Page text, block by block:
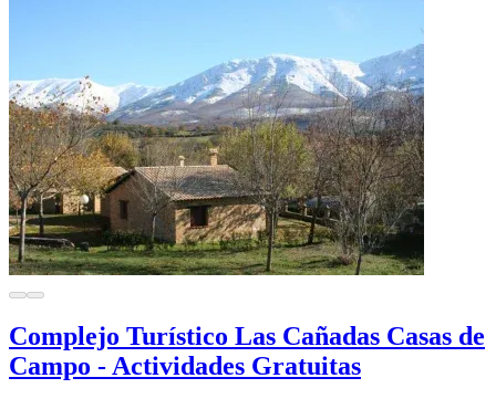
Complejo Turístico Las Cañadas Casas de
Campo - Actividades Gratuitas